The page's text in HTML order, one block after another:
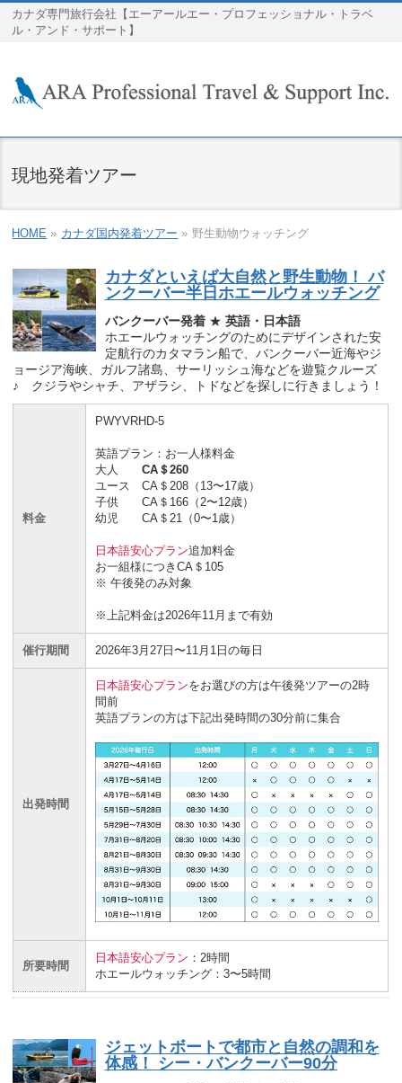
カナダ専門旅行会社【エーアールエー・プロフェッショナル・トラベ
ル・アンド・サポート】
現地発着ツアー
HOME » カナダ国内発着ツアー » 野生動物ウォッチング
カナダといえば大自然と野生動物！ バ
ンクーバー半日ホエールウォッチング
バンクーバー発着★ 英語・日本語
ホエールウォッチングのためにデザインされた安
定航行のカタマラン船で、バンクーバー近海やジ
ョージア海峡、ガルフ諸島、サーリッシュ海などを遊覧クルーズ
♪ クジラやシャチ、アザラシ、トドなどを探しに行きましょう！
料金
PWYVRHD-5
英語プラン：お一人様料金
大人CA＄260
ユース CA＄208（13〜17歳）
子供 CA＄166（2〜12歳）
幼児 CA＄21（0〜1歳）
日本語安心プラン追加料金
お一組様につきCA＄105
※ 午後発のみ対象
※上記料金は2026年11月まで有効
催行期間 2026年3月27日〜11月1日の毎日
出発時間
日本語安心プランをお選びの方は午後発ツアーの2時
間前
英語プランの方は下記出発時間の30分前に集合
所要時間
日本語安心プラン ：2時間
ホエールウォッチング：3〜5時間
ジェットボートで都市と自然の調和を
体感！ シー・バンクーバー90分